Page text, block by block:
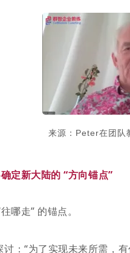
来源：Peter在团队
定新大陆的 “方向锚点”
哪走” 的锚点。
：“为了实现未来所需，